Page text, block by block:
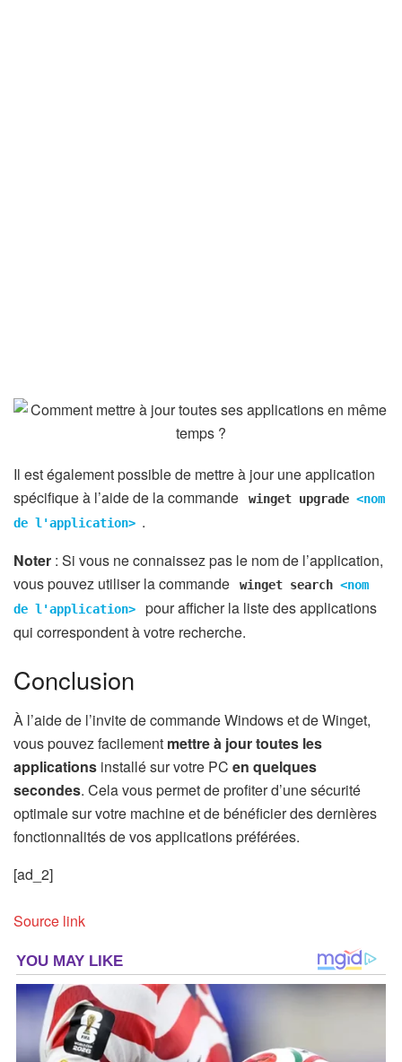
Il est également possible de mettre à jour une application
spécifique à l’aide de la commande
winget upgrade<nom
de l'application> .
Noter : Si vous ne connaissez pas le nom de l’application,
vous pouvez utiliser la commande
winget search<nom
de l'application>
pour afficher la liste des applications
qui correspondent à votre recherche.
Conclusion
À l’aide de l’invite de commande Windows et de Winget,
vous pouvez facilement mettre à jour toutes les
applications installé sur votre PC en quelques
secondes. Cela vous permet de profiter d’une sécurité
optimale sur votre machine et de bénéficier des dernières
fonctionnalités de vos applications préférées.
[ad_2]
Source link